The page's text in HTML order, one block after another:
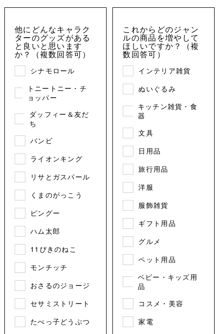
他にどんなキャラク
ターのグッズがある
と良いと思います
か？（複数回答可）
シナモロール
トニートニー・チ
ョッパー
ダッフィー＆友だ
ち
バンビ
ライオンキング
リサとガスパール
くまのがっこう
ピングー
ハム太郎
11ぴきのねこ
モンチッチ
おさるのジョージ
セサミストリート
たべっ子どうぶつ
これからどのジャン
ルの商品を増やして
ほしいですか？（複
数回答可）
インテリア雑貨
ぬいぐるみ
キッチン雑貨・食
器
文具
日用品
旅行用品
洋服
服飾雑貨
ギフト用品
グルメ
ペット用品
ベビー・キッズ用
品
コスメ・美容
家電